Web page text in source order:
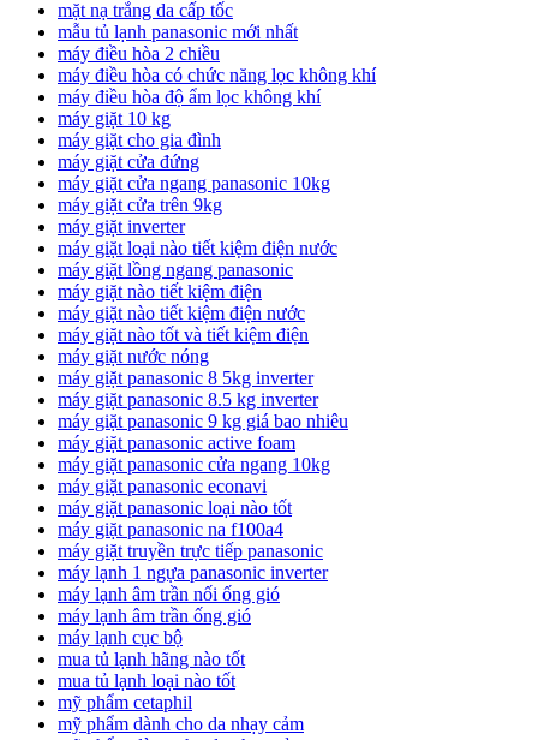
mặt nạ trắng da cấp tốc
mẫu tủ lạnh panasonic mới nhất
máy điều hòa 2 chiều
máy điều hòa có chức năng lọc không khí
máy điều hòa độ ẩm lọc không khí
máy giặt 10 kg
máy giặt cho gia đình
máy giặt cửa đứng
máy giặt cửa ngang panasonic 10kg
máy giặt cửa trên 9kg
máy giặt inverter
máy giặt loại nào tiết kiệm điện nước
máy giặt lồng ngang panasonic
máy giặt nào tiết kiệm điện
máy giặt nào tiết kiệm điện nước
máy giặt nào tốt và tiết kiệm điện
máy giặt nước nóng
máy giặt panasonic 8 5kg inverter
máy giặt panasonic 8.5 kg inverter
máy giặt panasonic 9 kg giá bao nhiêu
máy giặt panasonic active foam
máy giặt panasonic cửa ngang 10kg
máy giặt panasonic econavi
máy giặt panasonic loại nào tốt
máy giặt panasonic na f100a4
máy giặt truyền trực tiếp panasonic
máy lạnh 1 ngựa panasonic inverter
máy lạnh âm trần nối ống gió
máy lạnh âm trần ống gió
máy lạnh cục bộ
mua tủ lạnh hãng nào tốt
mua tủ lạnh loại nào tốt
mỹ phẩm cetaphil
mỹ phẩm dành cho da nhạy cảm